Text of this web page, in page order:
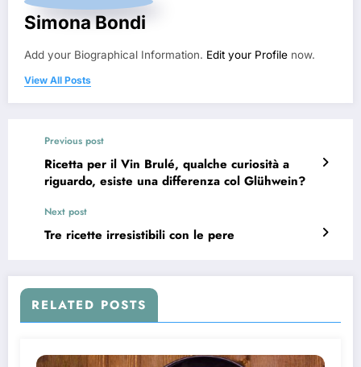
Simona Bondi
Add your Biographical Information. Edit your Profile now.
View All Posts
Previous post
Ricetta per il Vin Brulé, qualche curiosità a
riguardo, esiste una differenza col Glühwein?
Next post
Tre ricette irresistibili con le pere
RELATED POSTS